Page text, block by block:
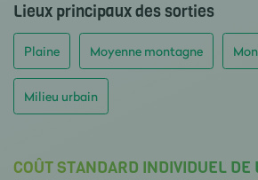
Lieux principaux des sorties
Plaine Moyenne montagne
Milieu urbain
COÛT STANDARD INDIVIDUEL DE